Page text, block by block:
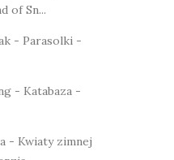
of Sn...
- Parasolki -
- Katabaza -
- Kwiaty zimnej